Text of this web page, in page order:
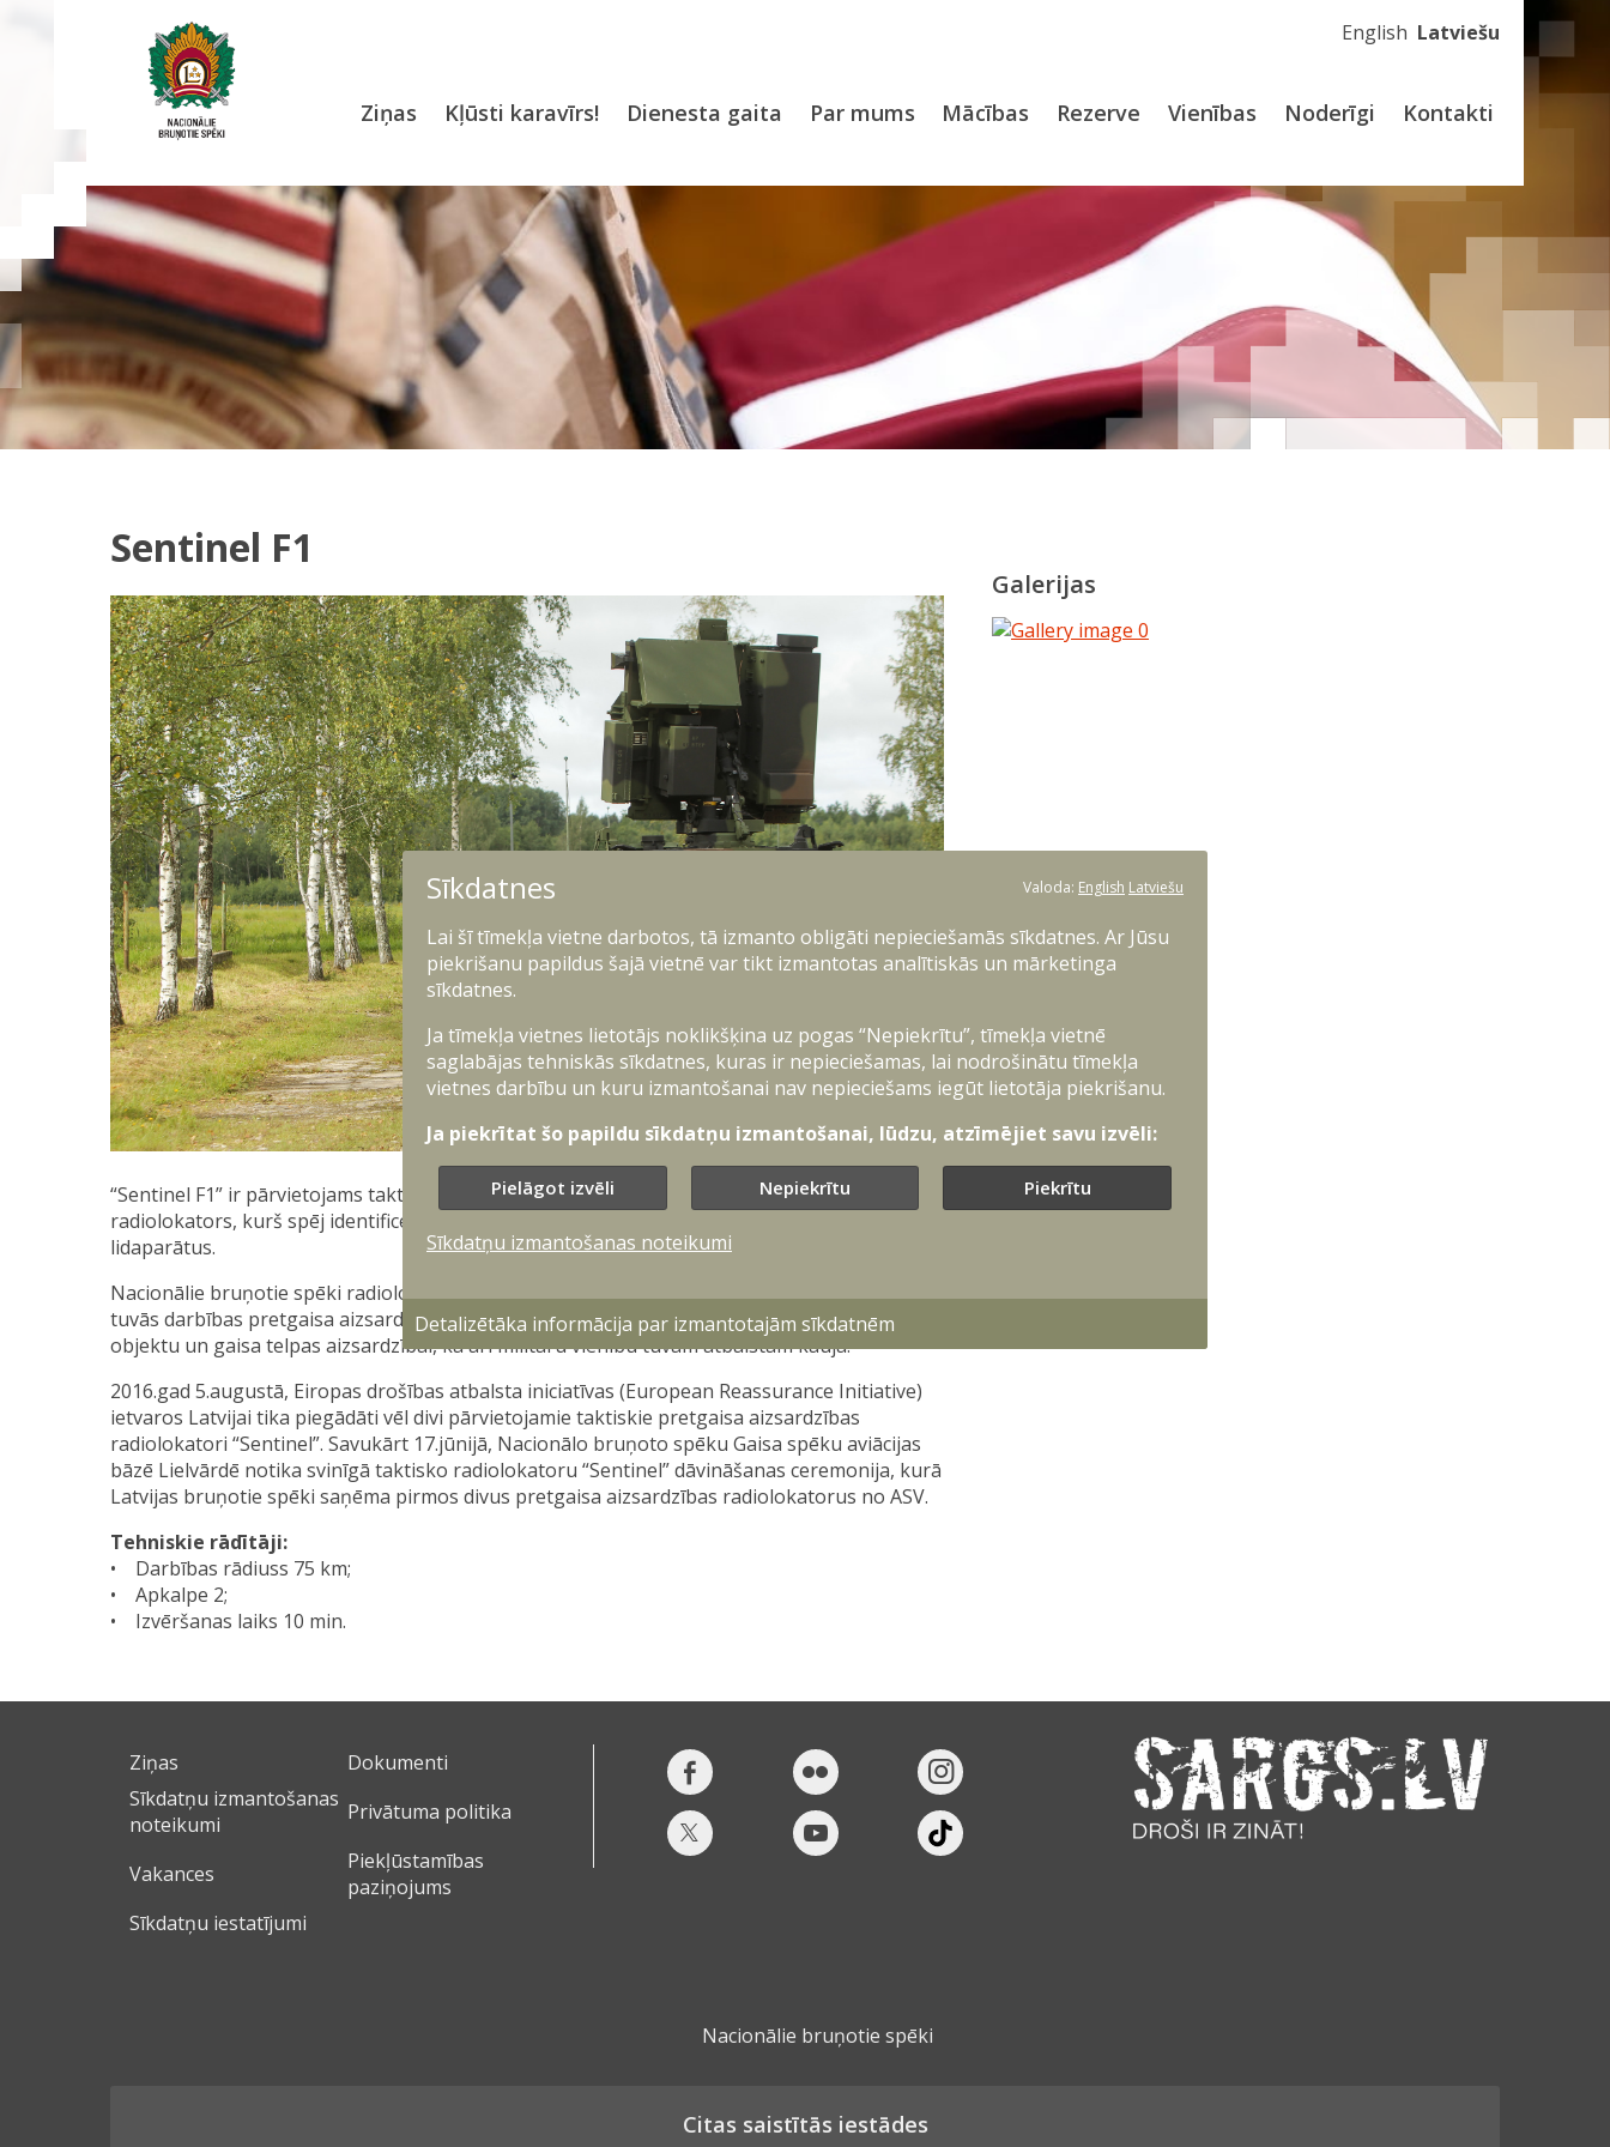
English Latviešu
Ziņas Kļūsti karavīrs! Dienesta gaita Par mums Mācības Rezerve Vienības Noderīgi Kontakti
Sentinel F1
“Sentinel F1” ir pārvietojams taktiskais pretgaisa aizsardzības un ieroču vadības
radiolokators, kurš spēj identificēt helikopterus, lidmašīnas, raķetes un bezpilota
lidaparātus.
Nacionālie bruņotie spēki radiolokatorus “Sentinel” izmantos, savienojot ar to rīcībā esošo
tuvās darbības pretgaisa aizsardzības raķešu sistēmu “RBS-70”, kuru izmanto svarīgu
objektu un gaisa telpas aizsardzībai, kā arī militāru vienību tuvam atbalstam kaujā.
2016.gad 5.augustā, Eiropas drošības atbalsta iniciatīvas (European Reassurance Initiative)
ietvaros Latvijai tika piegādāti vēl divi pārvietojamie taktiskie pretgaisa aizsardzības
radiolokatori “Sentinel”. Savukārt 17.jūnijā, Nacionālo bruņoto spēku Gaisa spēku aviācijas
bāzē Lielvārdē notika svinīgā taktisko radiolokatoru “Sentinel” dāvināšanas ceremonija, kurā
Latvijas bruņotie spēki saņēma pirmos divus pretgaisa aizsardzības radiolokatorus no ASV.
Tehniskie rādītāji:
• Darbības rādiuss 75 km;
• Apkalpe 2;
• Izvēršanas laiks 10 min.
Galerijas
Ziņas
Dokumenti
Sīkdatņu izmantošanas
noteikumi
Privātuma politika
Vakances
Piekļūstamības
paziņojums
Sīkdatņu iestatījumi
Nacionālie bruņotie spēki
Citas saistītās iestādes
Sīkdatnes Valoda: English Latviešu
Lai šī tīmekļa vietne darbotos, tā izmanto obligāti nepieciešamās sīkdatnes. Ar Jūsu
piekrišanu papildus šajā vietnē var tikt izmantotas analītiskās un mārketinga
sīkdatnes.
Ja tīmekļa vietnes lietotājs noklikšķina uz pogas “Nepiekrītu”, tīmekļa vietnē
saglabājas tehniskās sīkdatnes, kuras ir nepieciešamas, lai nodrošinātu tīmekļa
vietnes darbību un kuru izmantošanai nav nepieciešams iegūt lietotāja piekrišanu.
Ja piekrītat šo papildu sīkdatņu izmantošanai, lūdzu, atzīmējiet savu izvēli:
Pielāgot izvēli Nepiekrītu Piekrītu
Sīkdatņu izmantošanas noteikumi
Detalizētāka informācija par izmantotajām sīkdatnēm